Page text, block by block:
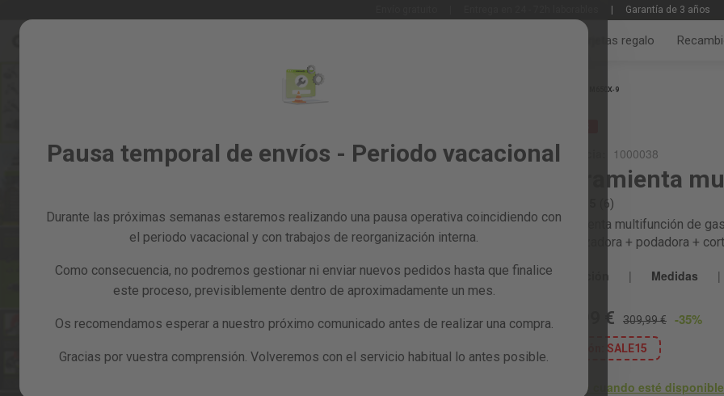
Pausa temporal de envíos - Periodo vacacional
Durante las próximas semanas estaremos realizando una pausa operativa coincidiendo con
el periodo vacacional y con trabajos de reorganización interna.
Como consecuencia, no podremos gestionar ni enviar nuevos pedidos hasta que finalice
este proceso, previsiblemente dentro de aproximadamente un mes.
Os recomendamos esperar a nuestro próximo comunicado antes de realizar una compra.
Gracias por vuestra comprensión. Volveremos con el servicio habitual lo antes posible.
Garantía de 3 años
Ir
Jardín
Reacondicionados
Tarjetas regalo
GM650X-9
Referencia: 1000038
Herramienta
(6)
Herramienta multifunción de
desbrozadora + podadora +
Descripción | Medidas |
199,99 € 309,99 € -35%
SALE15
Avísame cuando esté disponible